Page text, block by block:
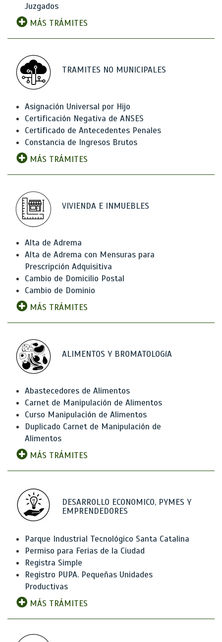
Juzgados
MÁS TRÁMITES
TRAMITES NO MUNICIPALES
Asignación Universal por Hijo
Certificación Negativa de ANSES
Certificado de Antecedentes Penales
Constancia de Ingresos Brutos
MÁS TRÁMITES
VIVIENDA E INMUEBLES
Alta de Adrema
Alta de Adrema con Mensuras para
Prescripción Adquisitiva
Cambio de Domicilio Postal
Cambio de Dominio
MÁS TRÁMITES
ALIMENTOS Y BROMATOLOGíA
Abastecedores de Alimentos
Carnet de Manipulación de Alimentos
Curso Manipulación de Alimentos
Duplicado Carnet de Manipulación de
Alimentos
MÁS TRÁMITES
DESARROLLO ECONOMICO, PYMES Y
EMPRENDEDORES
Parque Industrial Tecnológico Santa Catalina
Permiso para Ferias de la Ciudad
Registra Simple
Registro PUPA. Pequeñas Unidades
Productivas
MÁS TRÁMITES